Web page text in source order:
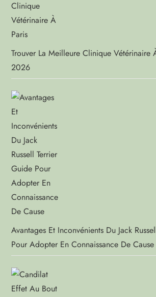
Trouver La Meilleure Clinique Vétérinaire
2026
Avantages Et Inconvénients Du Jack
Pour Adopter En Connaissance De Cause